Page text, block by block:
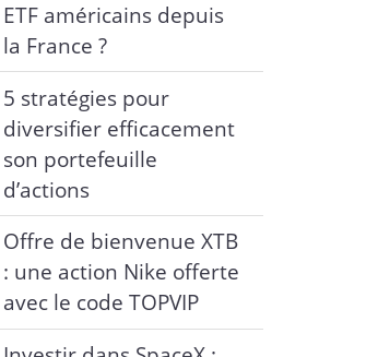
ETF américains depuis
la France ?
5 stratégies pour
diversifier efficacement
son portefeuille
d’actions
Offre de bienvenue XTB
: une action Nike offerte
avec le code TOPVIP